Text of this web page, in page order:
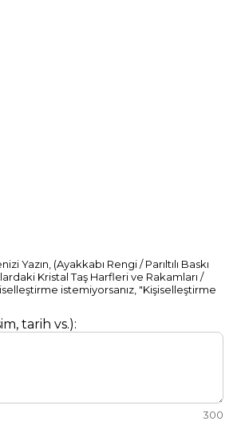
Yazın, (Ayakkabı Rengi / Parıltılı Baskı
Kristal Taş Harfleri ve Rakamları /
istemiyorsanız, "Kişiselleştirme
tarih vs.):
300